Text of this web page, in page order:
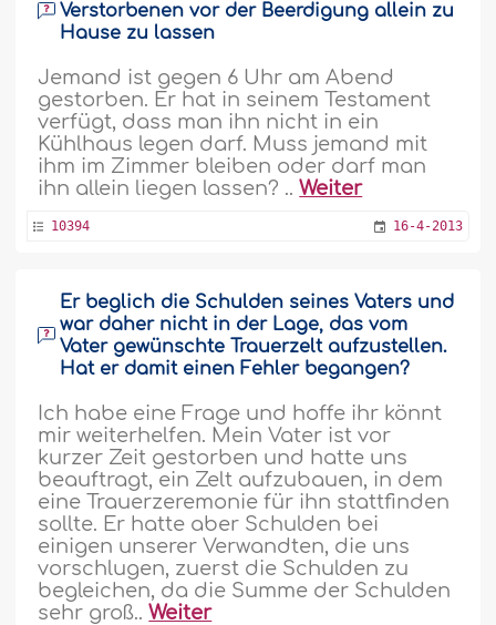
Verstorbenen vor der Beerdigung allein zu
Hause zu lassen
Jemand ist gegen 6 Uhr am Abend
gestorben. Er hat in seinem Testament
verfügt, dass man ihn nicht in ein
Kühlhaus legen darf. Muss jemand mit
ihm im Zimmer bleiben oder darf man
ihn allein liegen lassen? ..Weiter
10394 16-4-2013
Er beglich die Schulden seines Vaters und
war daher nicht in der Lage, das vom
Vater gewünschte Trauerzelt aufzustellen.
Hat er damit einen Fehler begangen?
Ich habe eine Frage und hoffe ihr könnt
mir weiterhelfen. Mein Vater ist vor
kurzer Zeit gestorben und hatte uns
beauftragt, ein Zelt aufzubauen, in dem
eine Trauerzeremonie für ihn stattfinden
sollte. Er hatte aber Schulden bei
einigen unserer Verwandten, die uns
vorschlugen, zuerst die Schulden zu
begleichen, da die Summe der Schulden
sehr groß..Weiter